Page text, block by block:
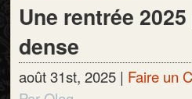
Une rentrée
dense
août 31st, 2025 | Faire un